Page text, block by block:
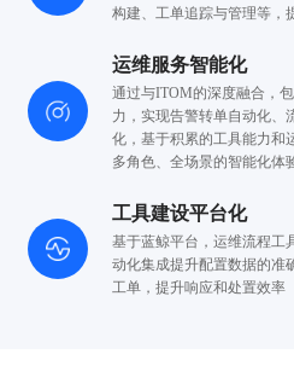
构建、工单追踪与管理等，
运维服务智能化
通过与ITOM的深度融合，
力，实现告警转单自动化、
化，基于积累的工具能力和
多角色、全场景的智能化体
工具建设平台化
基于蓝鲸平台，运维流程工
动化集成提升配置数据的准
工单，提升响应和处置效率